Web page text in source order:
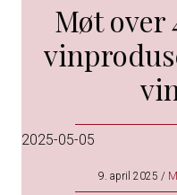
Møt over
2025-05-05
9. april 2025 /